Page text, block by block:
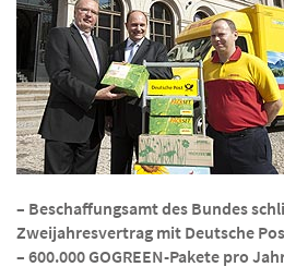
– Beschaffungsamt des Bundes
Zweijahresvertrag mit Deutsche
– 600.000 GOGREEN-Pakete pro